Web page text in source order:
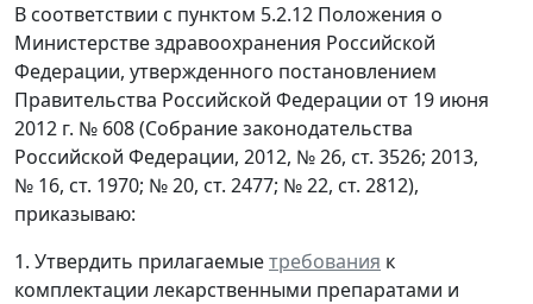
В соответствии с пунктом 5.2.12 Положения о
Министерстве здравоохранения Российской
Федерации, утвержденного постановлением
Правительства Российской Федерации от 19 июня
2012 г. № 608 (Собрание законодательства
Российской Федерации, 2012, № 26, ст. 3526; 2013,
№ 16, ст. 1970; № 20, ст. 2477; № 22, ст. 2812),
приказываю:
1. Утвердить прилагаемыетребования к
комплектации лекарственными препаратами и